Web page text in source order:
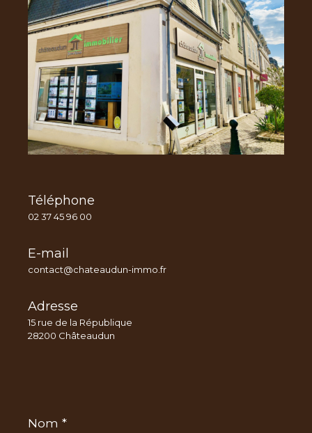
Téléphone
02 37 45 96 00
E-mail
contact@chateaudun-immo.fr
Adresse
15 rue de la République
28200 Châteaudun